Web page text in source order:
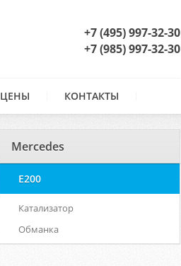
+7 (495) 997-32-30
+7 (985) 997-32-30
ЦЕНЫ КОНТАКТЫ
Mercedes
E200
Катализатор
Обманка